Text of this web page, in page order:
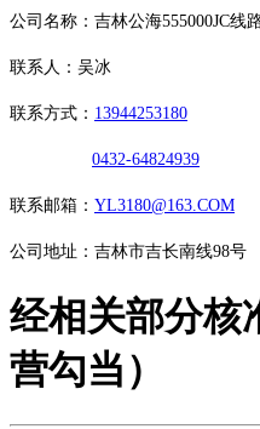
公司名称：吉林公海555000JC线
联系人：吴冰
联系方式： 13944253180
0432-64824939
联系邮箱： YL3180@163.COM
公司地址：吉林市吉长南线98号
经相关部分核
营勾当）